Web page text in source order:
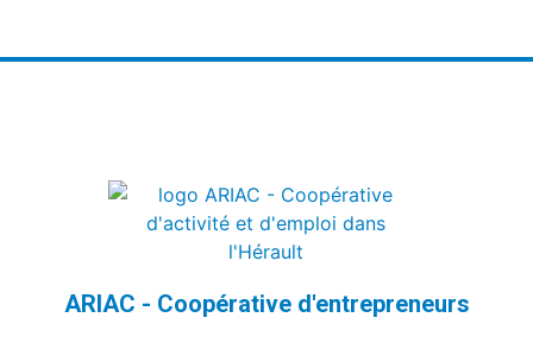
ARIAC - Coopérative d'entrepreneurs